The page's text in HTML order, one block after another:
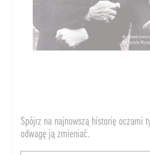
Spójrz na najnowszą historię oczami
odwagę ją zmieniać.
Archiwum
Kardynała